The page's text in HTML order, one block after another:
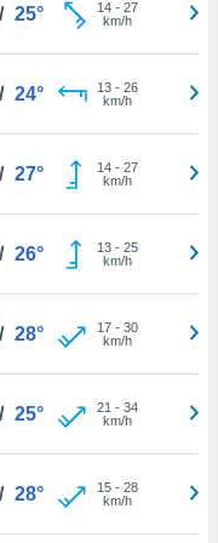
/ 25° 14- 27
km/h
/ 24° 13- 26
km/h
/ 27° 14- 27
km/h
/ 26° 13- 25
km/h
/ 28° 17- 30
km/h
/ 25° 21 - 34
km/h
/ 28° 15- 28
km/h